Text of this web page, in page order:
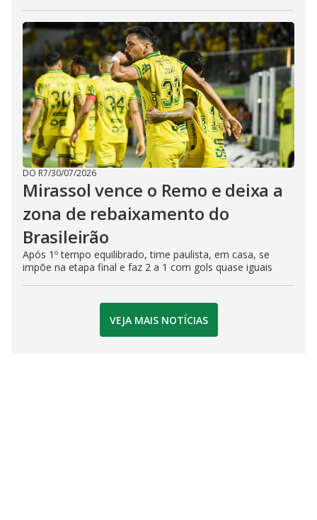
DO R7/30/07/2026
Mirassol vence o Remo e deixa a
zona de rebaixamento do
Brasileirão
Após 1º tempo equilibrado, time paulista, em casa, se
impõe na etapa final e faz 2 a 1 com gols quase iguais
VEJA MAIS NOTÍCIAS